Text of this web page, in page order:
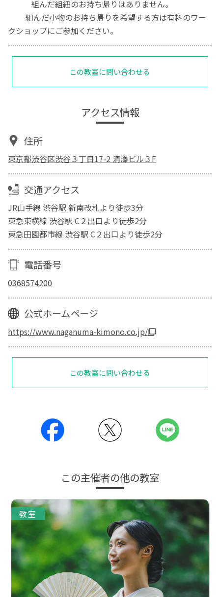
組んだ組紐のお持ち帰りはありません。
組んだ小物のお持ち帰りを希望する方は有料のワー
クショップにご参加ください。
この教室に問い合わせる
アクセス情報
住所
東京都渋谷区渋谷３丁目17-2 清澤ビル３F
交通アクセス
JR山手線 渋谷駅 新南改札より徒歩3分
東急東横線 渋谷駅 C２出口より徒歩2分
東急田園都市線 渋谷駅 C２出口より徒歩2分
電話番号
0368574200
公式ホームページ
https://www.naganuma-kimono.co.jp/
この教室に問い合わせる
この主催者の他の教室
教室